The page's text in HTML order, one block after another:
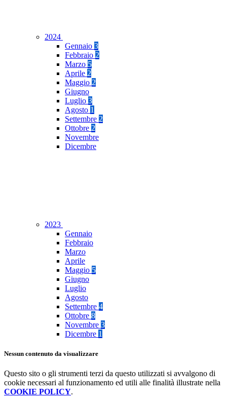
2024
Gennaio 3
Febbraio 2
Marzo 5
Aprile 2
Maggio 2
Giugno
Luglio 3
Agosto 1
Settembre 2
Ottobre 2
Novembre
Dicembre
2023
Gennaio
Febbraio
Marzo
Aprile
Maggio 5
Giugno
Luglio
Agosto
Settembre 4
Ottobre 8
Novembre 3
Dicembre 1
Nessun contenuto da visualizzare
Questo sito o gli strumenti terzi da questo utilizzati si avvalgono di
cookie necessari al funzionamento ed utili alle finalità illustrate nella
COOKIE POLICY.